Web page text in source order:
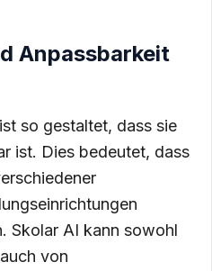
Anpassbarkeit
so gestaltet, dass sie
ist. Dies bedeutet, dass
Skolar AI kann sowohl
von